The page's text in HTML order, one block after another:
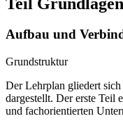
Aufbau und
Grundstruktur
Der Lehrplan gliedert
dargestellt. Der erste Teil
und fachorientierten